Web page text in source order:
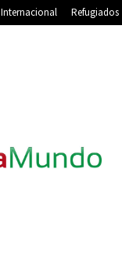
Internacional Refugiados